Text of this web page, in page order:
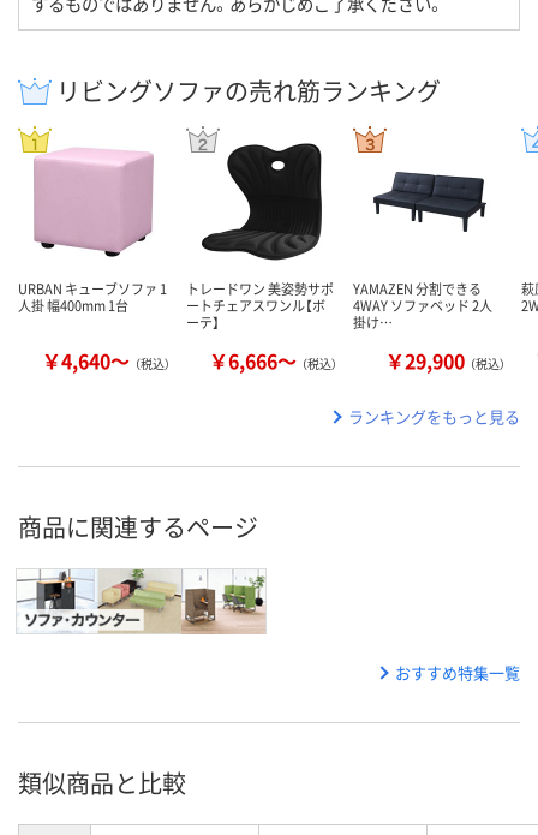
リビングソファの売れ筋ランキング
URBAN キューブソファ 1
人掛 幅400mm 1台
￥4,640～ （税込）
トレードワン 美姿勢サポ
ートチェアスワンル【ボ
ーテ】
￥6,666～ （税込）
YAMAZEN 分割できる
4WAY ソファベッド 2人
掛け…
￥29,900 （税込）
萩
ランキングをもっと見る
商品に関連するページ
おすすめ特集一覧
類似商品と比較